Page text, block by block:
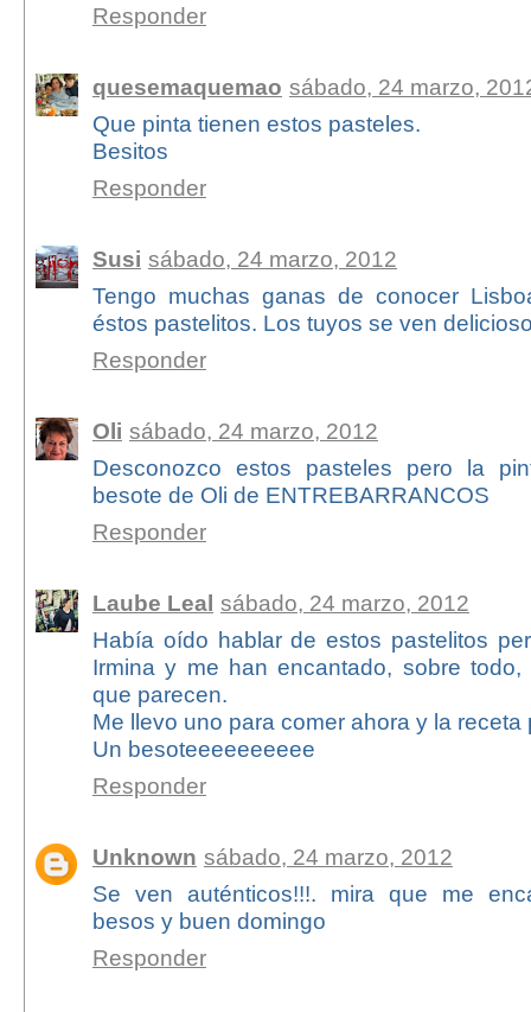
Responder
quesemaquemao sábado, 24 marzo,
Que pinta tienen estos pasteles.
Besitos
Responder
Susi sábado, 24 marzo, 2012
Tengo muchas ganas de conocer
éstos pastelitos. Los tuyos se ven
Responder
Oli sábado, 24 marzo, 2012
Desconozco estos pasteles pero la
besote de Oli de ENTREBARRANCOS
Responder
Laube Leal sábado, 24 marzo, 2012
Había oído hablar de estos pastelitos
Irmina y me han encantado, sobre
que parecen.
Me llevo uno para comer ahora y la receta
Un besoteeeeeeeeee
Responder
Unknown sábado, 24 marzo, 2012
Se ven auténticos!!!. mira que me
besos y buen domingo
Responder